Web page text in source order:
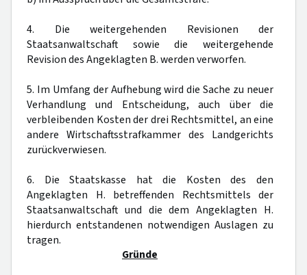
4. Die weitergehenden Revisionen der
Staatsanwaltschaft sowie die weitergehende
Revision des Angeklagten B. werden verworfen.
5. Im Umfang der Aufhebung wird die Sache zu neuer
Verhandlung und Entscheidung, auch über die
verbleibenden Kosten der drei Rechtsmittel, an eine
andere Wirtschaftsstrafkammer des Landgerichts
zurückverwiesen.
6. Die Staatskasse hat die Kosten des den
Angeklagten H. betreffenden Rechtsmittels der
Staatsanwaltschaft und die dem Angeklagten H.
hierdurch entstandenen notwendigen Auslagen zu
tragen.
Gründe